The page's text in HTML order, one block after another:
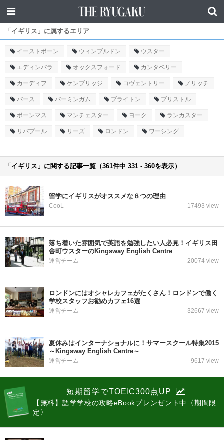
「イギリス」に属するエリア
イーストボーン ウィンブルドン ウスター
エディンバラ オックスフォード カンタベリー
カーディフ ケンブリッジ コヴェントリー ノリッチ
バース バーミンガム ブライトン ブリストル
ボーンマス マンチェスター ヨーク ランカスター
リバプール リーズ ロンドン ワーシング
「イギリス」に関する記事一覧（361件中 331 - 360を表示）
留学にイギリスがオススメな８つの理由
CooL 17493 view
落ち着いた雰囲気で英語を勉強したい人必見！イギリス田
舎町ウスターのKingsway English Centre
運営チーム 20074 view
ロンドンにはオシャレカフェがたくさん！ロンドンで働く
学校スタッフお勧めカフェ16選
運営チーム 32667 view
夏休みはインターナショナルに！サマースクール特集2015
～Kingsway English Centre～
運営チーム 9617 view
短期留学でTOEIC300点UP
【無料】語学学校の攻略eBookプレンゼント中〈期間限
定〉